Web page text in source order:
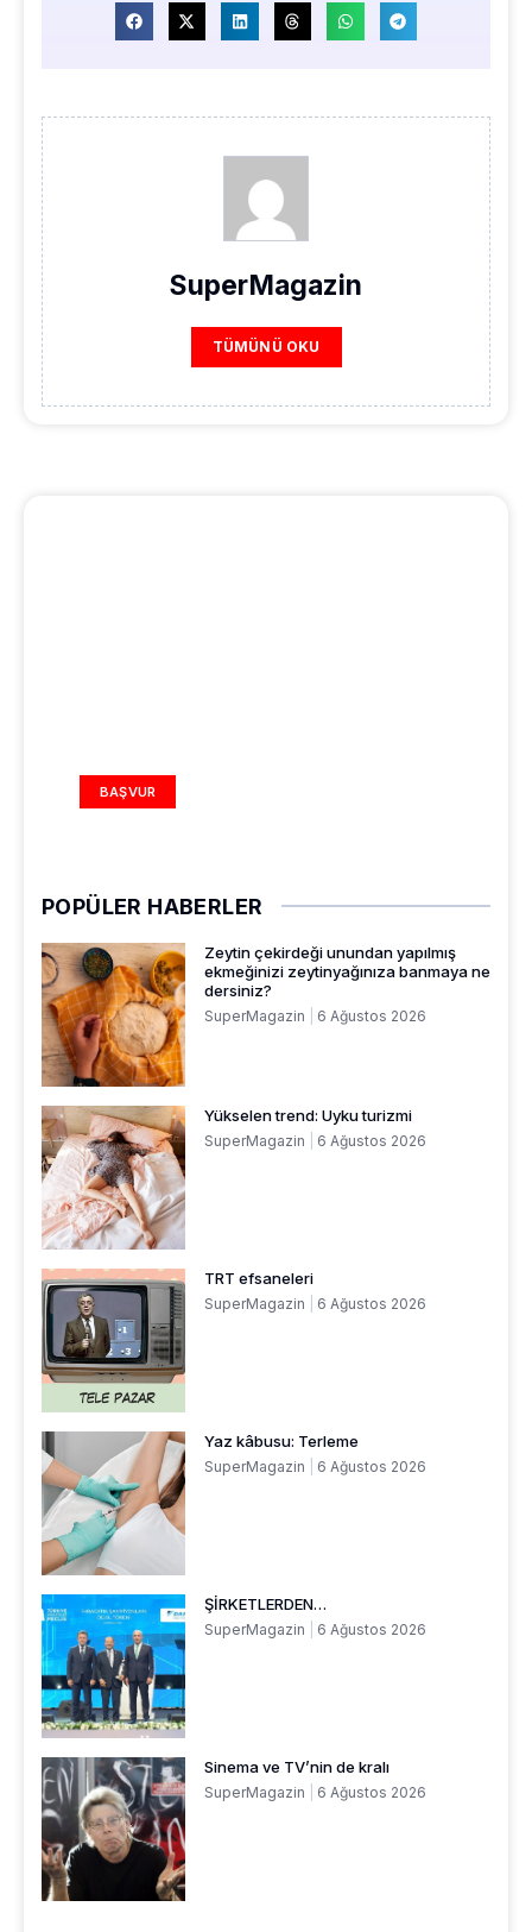
SuperMagazin
TÜMÜNÜ OKU
BAŞVUR
POPÜLER HABERLER
Zeytin çekirdeği unundan yapılmış
ekmeğinizi zeytinyağınıza banmaya ne
dersiniz?
SuperMagazin 6 Ağustos 2026
Yükselen trend: Uyku turizmi
SuperMagazin 6 Ağustos 2026
TRT efsaneleri
SuperMagazin 6 Ağustos 2026
Yaz kâbusu: Terleme
SuperMagazin 6 Ağustos 2026
ŞİRKETLERDEN…
SuperMagazin 6 Ağustos 2026
Sinema ve TV’nin de kralı
SuperMagazin 6 Ağustos 2026